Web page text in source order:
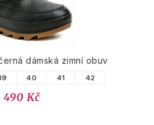
dámská zimní obuv
40 41 42
490 Kč